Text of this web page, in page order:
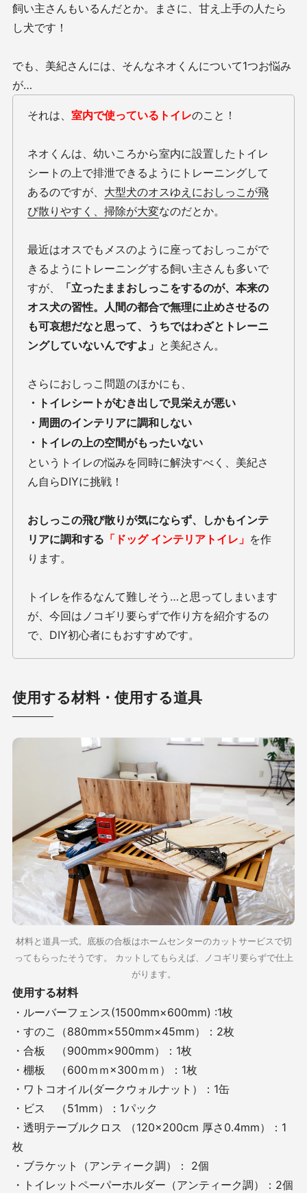
飼い主さんもいるんだとか。まさに、甘え上手の人たら
し犬です！
でも、美紀さんには、そんなネオくんについて1つお悩み
が…
それは、室内で使っているトイレのこと！
ネオくんは、幼いころから室内に設置したトイレ
シートの上で排泄できるようにトレーニングして
あるのですが、 大型犬のオスゆえにおしっこが飛
び散りやすく、掃除が大変なのだとか。
最近はオスでもメスのように座っておしっこがで
きるようにトレーニングする飼い主さんも多いで
すが、
「立ったままおしっこをするのが、本来の
オス犬の習性。人間の都合で無理に止めさせるの
も可哀想だなと思って、うちではわざとトレーニ
ングしていないんですよ」 と美紀さん。
さらにおしっこ問題のほかにも、
・トイレシートがむき出しで見栄えが悪い
・周囲のインテリアに調和しない
・トイレの上の空間がもったいない
というトイレの悩みを同時に解決すべく、美紀さ
ん自らDIYに挑戦！
おしっこの飛び散りが気にならず、しかもインテ
リアに調和する 「ドッグ インテリアトイレ」 を作
ります。
トイレを作るなんて難しそう…と思ってしまいます
が、今回はノコギリ要らずで作り方を紹介するの
で、DIY初心者にもおすすめです。
使用する材料・使用する道具​
材料と道具一式。底板の合板はホームセンターのカットサービスで切
ってもらったそうです。 カットしてもらえば、ノコギリ要らずで仕上
がります。
使用する材料
・ルーバーフェンス(1500mm×600mm) :1枚
・すのこ（880mm×550mm×45mm）：2枚
・合板 （900mm×900mm）：1枚
・棚板 （600ｍｍ×300ｍｍ）：1枚
・ワトコオイル(ダークウォルナット）：1缶
・ビス （51mm）：1パック
・透明テーブルクロス （120×200cm 厚さ0.4mm）：1
枚
・ブラケット（アンティーク調）： 2個
・トイレットペーパーホルダー（アンティーク調）：2個